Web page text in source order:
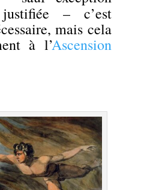
– c’est
mais cela
à l’Ascension